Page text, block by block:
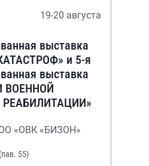
19-20 августа
выставка
и 5-я
выставка
ВОЕННОЙ
«ОВК «БИЗОН»
55)